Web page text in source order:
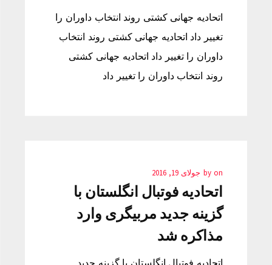
اتحادیه جهانی کشتی روند انتخاب داوران را
تغییر داد اتحادیه جهانی کشتی روند انتخاب
داوران را تغییر داد اتحادیه جهانی کشتی
روند انتخاب داوران را تغییر داد
by on جولای 19, 2016
اتحادیه فوتبال انگلستان با
گزینه جدید مربیگری وارد
مذاکره شد
اتحادیه فوتبال انگلستان با گزینه جدید